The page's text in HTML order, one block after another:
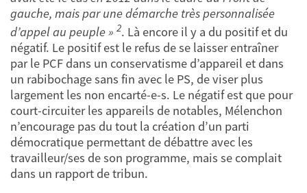
gauche, mais par une démarche très personnalisée
d’appel au peuple » 2. Là encore il y a du positif et du
négatif. Le positif est le refus de se laisser entraîner
par le PCF dans un conservatisme d’appareil et dans
un rabibochage sans fin avec le PS, de viser plus
largement les non encarté-e-s. Le négatif est que pour
court-circuiter les appareils de notables, Mélenchon
n’encourage pas du tout la création d’un parti
démocratique permettant de débattre avec les
travailleur/ses de son programme, mais se complait
dans un rapport de tribun.